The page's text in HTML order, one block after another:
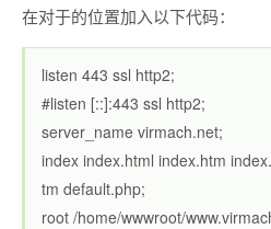
在对于的位置加入以下代码：
listen 443 ssl http2;
#listen [::]:443 ssl http2;
server_name virmach.net;
index index.html index.htm
tm default.php;
root /home/wwwroot/